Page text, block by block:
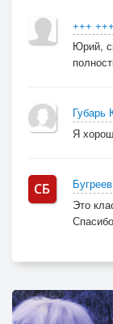
За все,
За все,
Играет
И,
Сидят и
+++ +++
Юрий,
Губарь
Я
Это